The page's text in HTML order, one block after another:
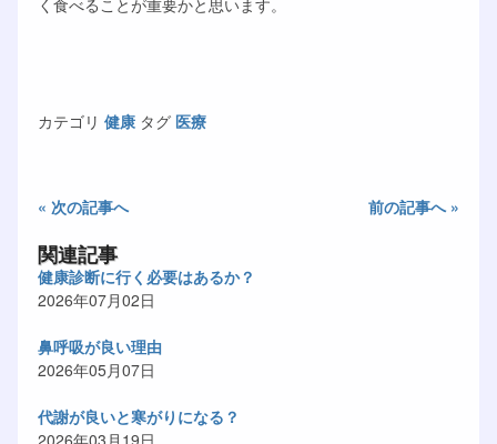
く食べることが重要かと思います。
カテゴリ 健康 タグ 医療
« 次の記事へ 前の記事へ »
関連記事
健康診断に行く必要はあるか？
2026年07月02日
鼻呼吸が良い理由
2026年05月07日
代謝が良いと寒がりになる？
2026年03月19日